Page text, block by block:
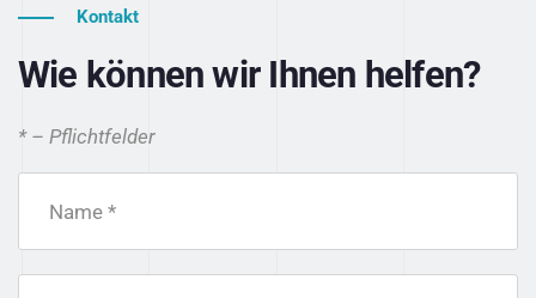
Kontakt
Wie können wir Ihnen helfen?
* – Pflichtfelder
Name *